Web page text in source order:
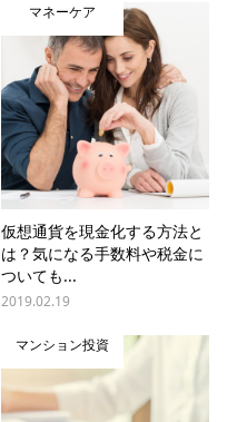
マネーケア
仮想通貨を現金化する方法と
は？気になる手数料や税金に
ついても...
2019.02.19
マンション投資